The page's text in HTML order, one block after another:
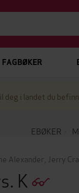
FAGBØKER
i landet du
EBØKER
Alexander Jerry
K